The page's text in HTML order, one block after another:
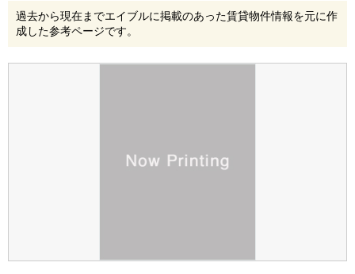
過去から現在までエイブルに掲載のあった賃貸物件情報を元に作
成した参考ページです。